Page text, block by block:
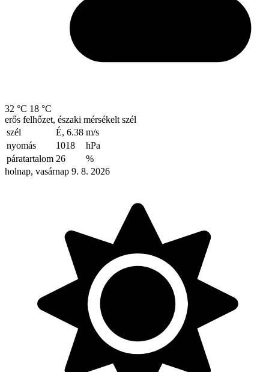
32 °C 18 °C
erős felhőzet, északi mérsékelt szél
szél
É, 6.38 m/s
nyomás
1018
hPa
páratartalom 26
%
holnap, vasárnap 9. 8. 2026